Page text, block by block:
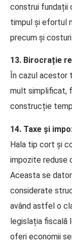
construi fundații
timpul și efortul
precum și
13. Birocrație
În cazul
mult simplificat,
construcție
14. Taxe și
Hala tip cort și
impozite reduse
Aceasta se
considerate
având astfel o
legislația fiscală
oferi economii